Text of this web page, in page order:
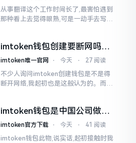
从事翻译这个工作时间长了,最害怕遇到
那种看上去觉得眼熟,可是一动手去写就
imtoken钱包创建要断网吗？
老玩家说说真实情况
imtoken唯一官网 ⋅ 今天 ⋅ 27 阅读
不少人询问imtoken创建钱包是不是得
断开网络,我起初也是这般认为的。而后
人攻击
imtoken钱包是中国公司做的
吗？一文说清楚
imtoken官方下载 ⋅ 今天 ⋅ 41 阅读
imtoken钱包此物,说实话,起初接触时我